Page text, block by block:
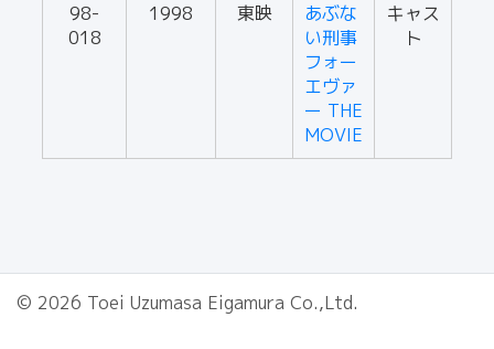
98-
018
1998 東映
あぶな
い刑事
フォー
エヴァ
ー THE
MOVIE
キャス
ト
© 2026 Toei Uzumasa Eigamura Co.,Ltd.